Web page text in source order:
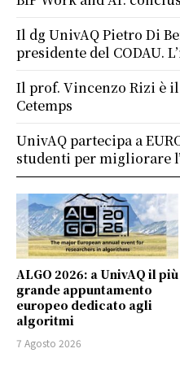
ALGO 2026: a UnivAQ il più
grande appuntamento
europeo dedicato agli
algoritmi
7 Agosto 2026
Il dg UnivAQ Pietro Di
presidente del CODAU.
Il prof. Vincenzo Rizi è
Cetemps
UnivAQ partecipa a
studenti per migliorare